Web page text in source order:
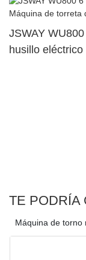
JSWAY
husillo
TE PODRÍA
Máquina de torno